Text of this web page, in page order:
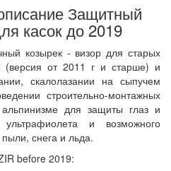
Защитный
касок до 2019
козырек - визор для старых
(версия от 2011 г и старше) и
скалолазании на сыпучем
строительно-монтажных
для защиты глаз и
и возможного
снега и льда.
before 2019: